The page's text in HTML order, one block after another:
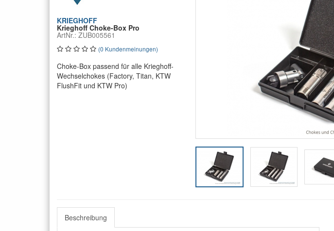
KRIEGHOFF
Krieghoff Choke-Box Pro
ArtNr.: ZUB005561
(0 Kundenmeinungen)
Choke-Box passend für alle Krieghoff-
Wechselchokes (Factory, Titan, KTW
FlushFit und KTW Pro)
Beschreibung